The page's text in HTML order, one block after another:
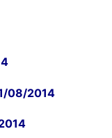
08/2014